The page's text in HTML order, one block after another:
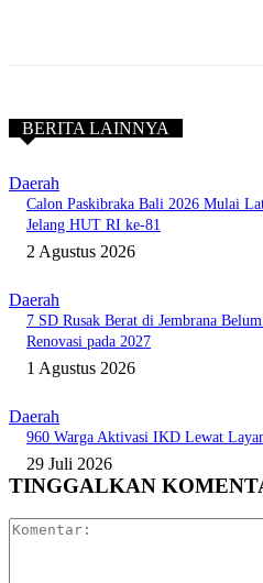
BERITA LAINNYA
Daerah
Calon Paskibraka Bali 2026 Mulai
Jelang HUT RI ke-81
2 Agustus 2026
Daerah
7 SD Rusak Berat di Jembrana
Renovasi pada 2027
1 Agustus 2026
Daerah
960 Warga Aktivasi IKD Lewat
29 Juli 2026
TINGGALKAN